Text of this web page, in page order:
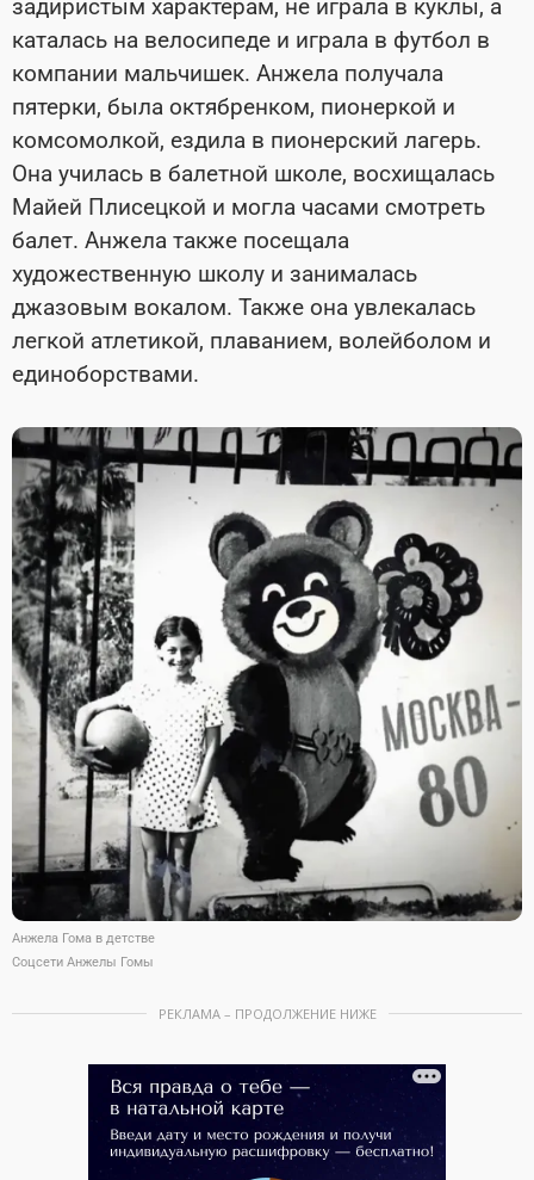
задиристым характерам, не играла в куклы, а
каталась на велосипеде и играла в футбол в
компании мальчишек. Анжела получала
пятерки, была октябренком, пионеркой и
комсомолкой, ездила в пионерский лагерь.
Она училась в балетной школе, восхищалась
Майей Плисецкой и могла часами смотреть
балет. Анжела также посещала
художественную школу и занималась
джазовым вокалом. Также она увлекалась
легкой атлетикой, плаванием, волейболом и
единоборствами.
Анжела Гома в детстве
Соцсети Анжелы Гомы
РЕКЛАМА – ПРОДОЛЖЕНИЕ НИЖЕ